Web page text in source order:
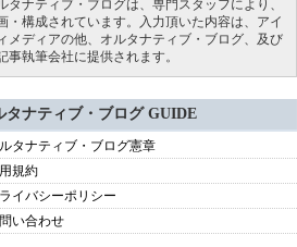
タナティブ・ブログは、専門スタッフにより、
・構成されています。入力頂いた内容は、アイ
メディアの他、オルタナティブ・ブログ、及び
事執筆会社に提供されます。
タナティブ・ブログ GUIDE
タナティブ・ブログ憲章
規約
イバシーポリシー
い合わせ